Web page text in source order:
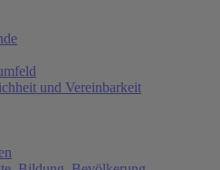
und Vereinbarkeit